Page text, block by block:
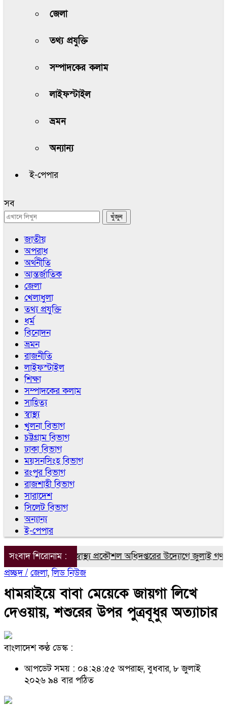
জেলা
তথ্য প্রযুক্তি
সম্পাদকের কলাম
লাইফস্টাইল
ভ্রমন
অন্যান্য
ই-পেপার
সব
জাতীয়
অপরাধ
অর্থনীতি
আন্তর্জাতিক
জেলা
খেলাধুলা
তথ্য প্রযুক্তি
ধর্ম
বিনোদন
ভ্রমন
রাজনীতি
লাইফস্টাইল
শিক্ষা
সম্পাদকের কলাম
সাহিত্য
স্বাস্থ্য
খুলনা বিভাগ
চট্টগ্রাম বিভাগ
ঢাকা বিভাগ
ময়সনসিংহ বিভাগ
রংপুর বিভাগ
রাজশাহী বিভাগ
সারাদেশ
সিলেট বিভাগ
অন্যান্য
ই-পেপার
সংবাদ শিরোনাম :জনস্বাস্থ্য প্রকৌশল অধিদপ্তরের উদ্যোগে জুলাই
প্রচ্ছদ / জেলা,লিড নিউজ
ধামরাইয়ে বাবা মেয়েকে জায়গা লিখে
দেওয়ায়, শশুরের উপর পুত্রবূধুর অত্যাচার
বাংলাদেশ কণ্ঠ ডেস্ক :
আপডেট সময় : ০৪:২৪:৫৫ অপরাহ্ন, বুধবার, ৮ জুলাই
২০২৬ ৯৪ বার পঠিত